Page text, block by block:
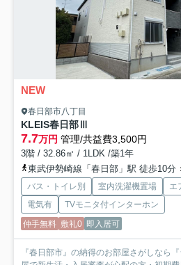
NEW
春日部市八丁目
KLEIS春日部Ⅲ
7.7万円 管理/共益費3,500円
3階 / 32.86㎡ / 1LDK /築1年
東武伊勢崎線「春日部」駅 徒歩10分
バス・トイレ別 室内洗濯機置場 エ
電気有
TVモニタ付インターホン
仲手無料 敷礼0 即入居可
『春日部市』の納得のお部屋さがしなら